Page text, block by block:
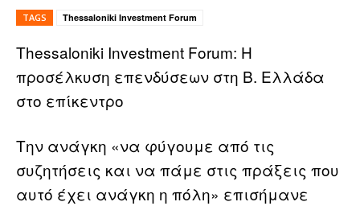
TAGS Thessaloniki Investment Forum
Thessaloniki Investment Forum: Η
προσέλκυση επενδύσεων στη Β. Ελλάδα
στο επίκεντρο
Την ανάγκη «να φύγουμε από τις
συζητήσεις και να πάμε στις πράξεις που
αυτό έχει ανάγκη η πόλη» επισήμανε